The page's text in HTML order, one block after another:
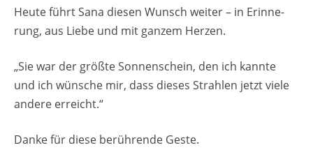
Heute führt Sana die­sen Wunsch wei­ter – in Er­in­ne­
rung, aus Liebe und mit gan­zem Her­zen.
„Sie war der grö­ß­te Son­nen­schein, den ich kann­te
und ich wün­sche mir, dass die­ses Strah­len jetzt viele
an­de­re er­reicht.“
Danke für diese be­rüh­ren­de Geste.